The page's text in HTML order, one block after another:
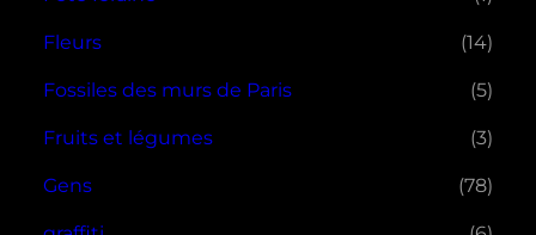
Fleurs (14)
Fossiles des murs de Paris (5)
Fruits et légumes (3)
Gens (78)